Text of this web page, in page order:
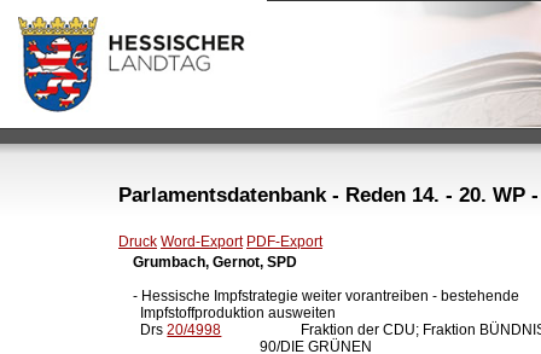
Parlamentsdatenbank - Reden 14. - 20. WP
Druck Word-Export PDF-Export
Grumbach, Gernot, SPD
- Hessische Impfstrategie weiter vorantreiben - bestehende
  Impfstoffproduktion ausweiten
  Drs
20/4998
Fraktion der CDU; Fraktion
                                   90/DIE GRÜNEN